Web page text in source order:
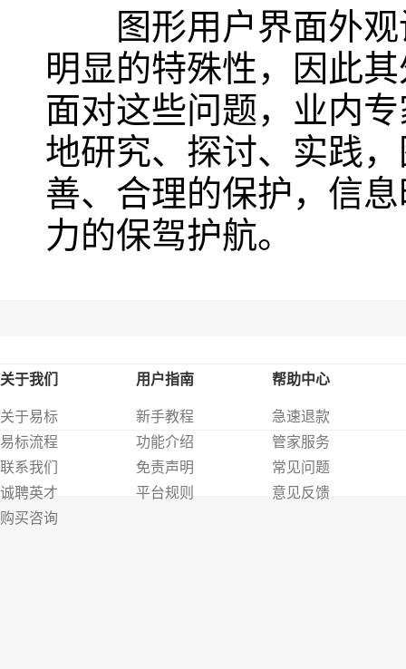
图形用户界面外观
明显的特殊性，因此
面对这些问题，业内
地研究、探讨、实践
善、合理的保护，信
力的保驾护航。
关于我们
关于易标
易标流程
联系我们
诚聘英才
购买咨询
用户指南
新手教程
功能介绍
免责声明
平台规则
帮助中心
急速退款
管家服务
常见问题
意见反馈